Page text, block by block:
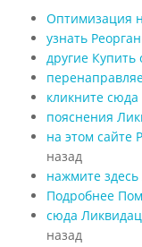
Оптимизация
узнать
другие Купить
кликните
пояснения
на этом сайте
назад
нажмите
Подробнее
сюда
назад